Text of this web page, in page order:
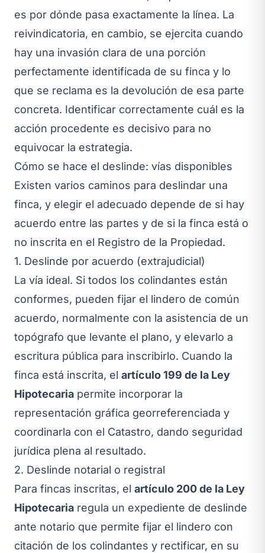
es por dónde pasa exactamente la línea. La
reivindicatoria, en cambio, se ejercita cuando
hay una invasión clara de una porción
perfectamente identificada de su finca y lo
que se reclama es la devolución de esa parte
concreta. Identificar correctamente cuál es la
acción procedente es decisivo para no
equivocar la estrategia.
Cómo se hace el deslinde: vías disponibles
Existen varios caminos para deslindar una
finca, y elegir el adecuado depende de si hay
acuerdo entre las partes y de si la finca está o
no inscrita en el Registro de la Propiedad.
1. Deslinde por acuerdo (extrajudicial)
La vía ideal. Si todos los colindantes están
conformes, pueden fijar el lindero de común
acuerdo, normalmente con la asistencia de un
topógrafo que levante el plano, y elevarlo a
escritura pública para inscribirlo. Cuando la
finca está inscrita, el artículo 199 de la Ley
Hipotecaria permite incorporar la
representación gráfica georreferenciada y
coordinarla con el Catastro, dando seguridad
jurídica plena al resultado.
2. Deslinde notarial o registral
Para fincas inscritas, el artículo 200 de la Ley
Hipotecaria regula un expediente de deslinde
ante notario que permite fijar el lindero con
citación de los colindantes y rectificar, en su